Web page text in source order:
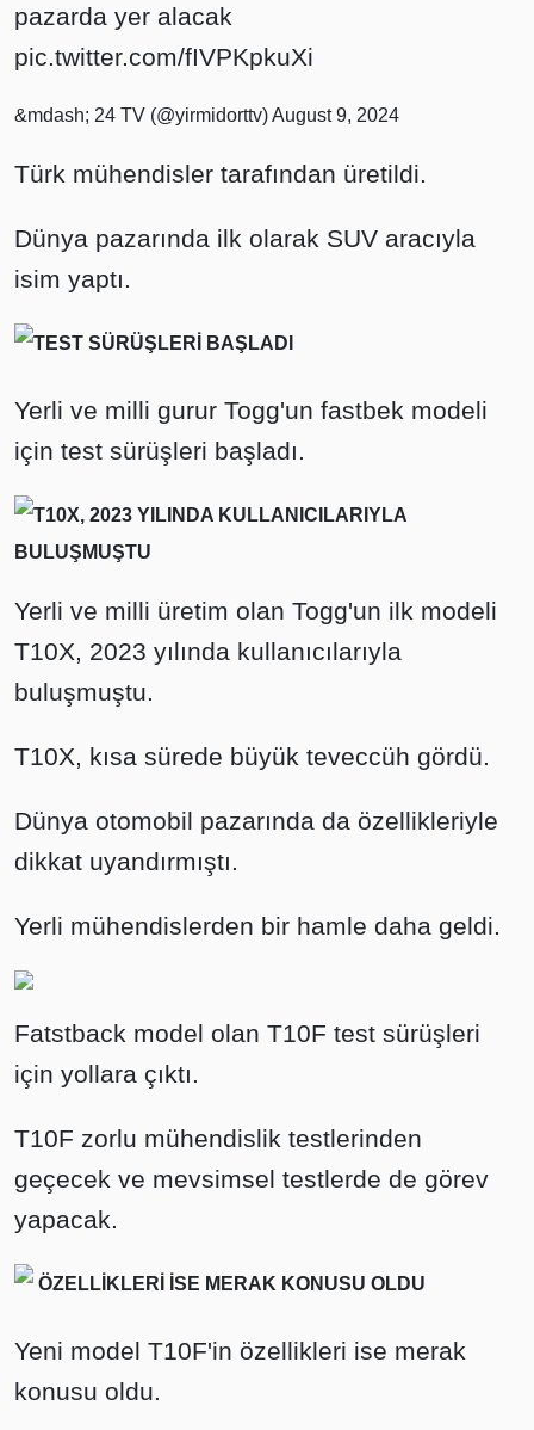
pazarda yer alacak
pic.twitter.com/fIVPKpkuXi
&mdash; 24 TV (@yirmidorttv)August 9, 2024
Türk mühendisler tarafından üretildi.
Dünya pazarında ilk olarak SUV aracıyla
isim yaptı.
TEST SÜRÜŞLERİ BAŞLADI
Yerli ve milli gurur Togg'un fastbek modeli
için test sürüşleri başladı.
T10X, 2023 YILINDA KULLANICILARIYLA
BULUŞMUŞTU
Yerli ve milli üretim olan Togg'un ilk modeli
T10X, 2023 yılında kullanıcılarıyla
buluşmuştu.
T10X, kısa sürede büyük teveccüh gördü.
Dünya otomobil pazarında da özellikleriyle
dikkat uyandırmıştı.
Yerli mühendislerden bir hamle daha geldi.
Fatstback model olan T10F test sürüşleri
için yollara çıktı.
T10F zorlu mühendislik testlerinden
geçecek ve mevsimsel testlerde de görev
yapacak.
ÖZELLİKLERİ İSE MERAK KONUSU OLDU
Yeni model T10F'in özellikleri ise merak
konusu oldu.